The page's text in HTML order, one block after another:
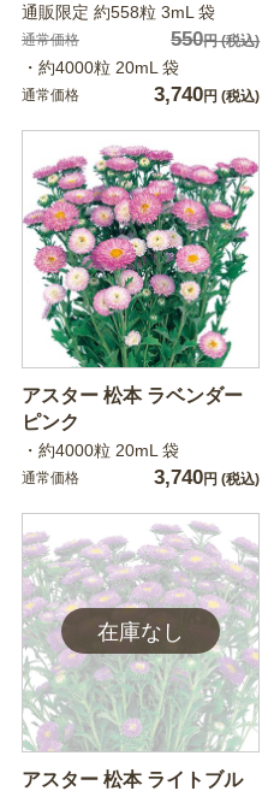
通販限定 約558粒 3mL 袋
通常価格 550円(税込)
・約4000粒 20mL 袋
通常価格 3,740円 (税込)
アスター 松本 ラベンダー
ピンク
・約4000粒 20mL 袋
通常価格 3,740円 (税込)
アスター 松本 ライトブル